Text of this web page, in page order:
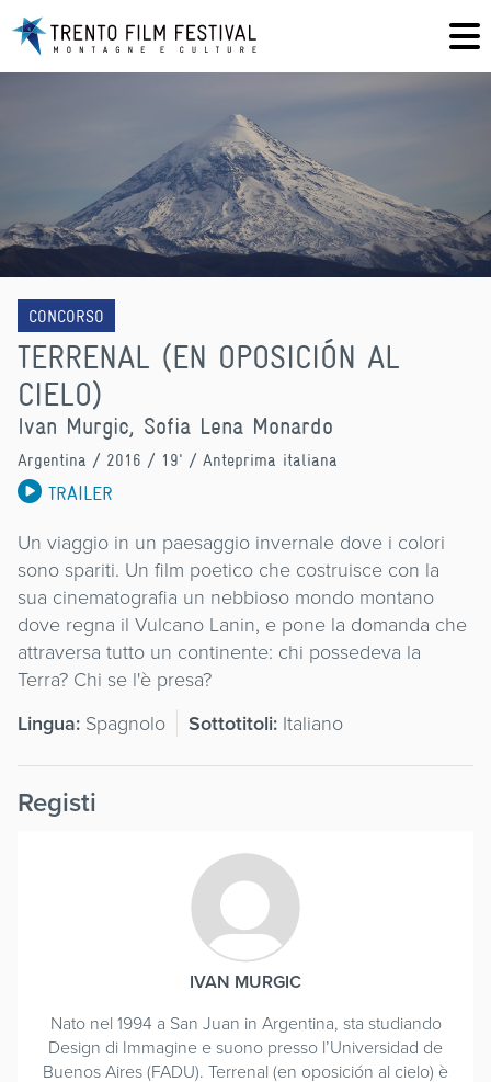
CONCORSO
TERRENAL (EN OPOSICIÓN AL
CIELO)
Ivan Murgic, Sofia Lena Monardo
Argentina / 2016 / 19' / Anteprima italiana
TRAILER
Un viaggio in un paesaggio invernale dove i colori
sono spariti. Un film poetico che costruisce con la
sua cinematografia un nebbioso mondo montano
dove regna il Vulcano Lanin, e pone la domanda che
attraversa tutto un continente: chi possedeva la
Terra? Chi se l'è presa?
Lingua: Spagnolo Sottotitoli: Italiano
Registi
IVAN MURGIC
Nato nel 1994 a San Juan in Argentina, sta studiando
Design di Immagine e suono presso l’Universidad de
Buenos Aires (FADU). Terrenal (en oposición al cielo) è